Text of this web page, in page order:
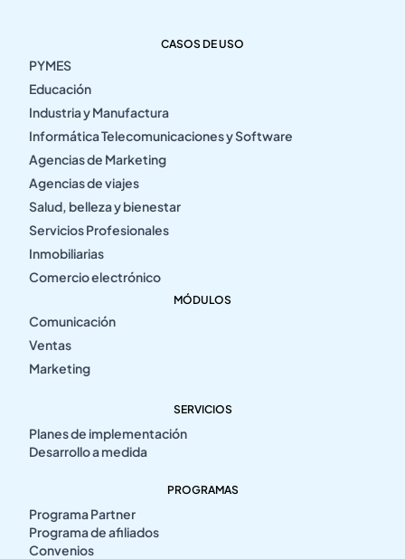
CASOS DE USO
PYMES
Educación
Industria y Manufactura
Informática Telecomunicaciones y Software
Agencias de Marketing
Agencias de viajes
Salud, belleza y bienestar
Servicios Profesionales
Inmobiliarias
Comercio electrónico
MÓDULOS
Comunicación
Ventas
Marketing
SERVICIOS
Planes de implementación
Desarrollo a medida
PROGRAMAS
Programa Partner
Programa de afiliados
Convenios